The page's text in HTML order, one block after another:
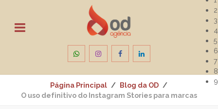
Página Principal
Blog da OD
O uso definitivo do Instagram Stories para marcas
2
3
4
5
6
7
8
9